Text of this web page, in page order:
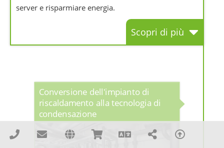
server e risparmiare energia.
Scopri di più
Conversione dell'impianto di
riscaldamento alla tecnologia di
condensazione